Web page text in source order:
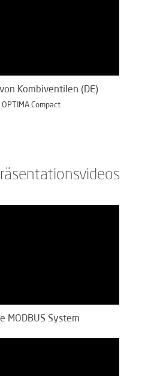
Kombiventilen (DE)
OPTIMA Compact
MODBUS System